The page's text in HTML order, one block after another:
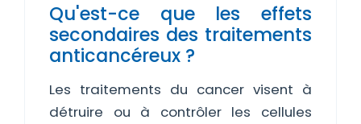
Qu'est-ce que les effets
secondaires des traitements
anticancéreux ?
Les traitements du cancer visent à
détruire ou à contrôler les cellules